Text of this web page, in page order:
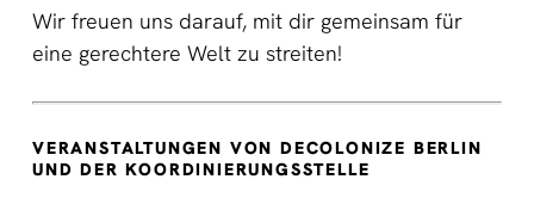
Wir freuen uns darauf, mit dir gemeinsam für
eine gerechtere Welt zu streiten!
VERANSTALTUNGEN VON DECOLONIZE BERLIN
UND DER KOORDINIERUNGSSTELLE